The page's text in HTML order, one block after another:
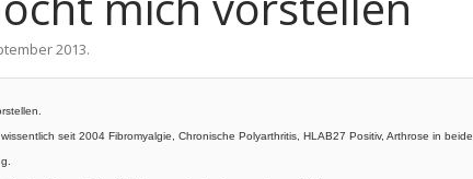
2013.
seit 2004 Fibromyalgie, Chronische Polyarthritis, HLAB27 Positiv, Arthrose in